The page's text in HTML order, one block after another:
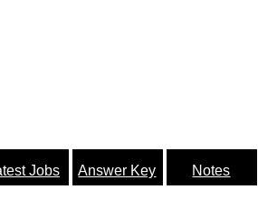
Jobs Answer Key Notes